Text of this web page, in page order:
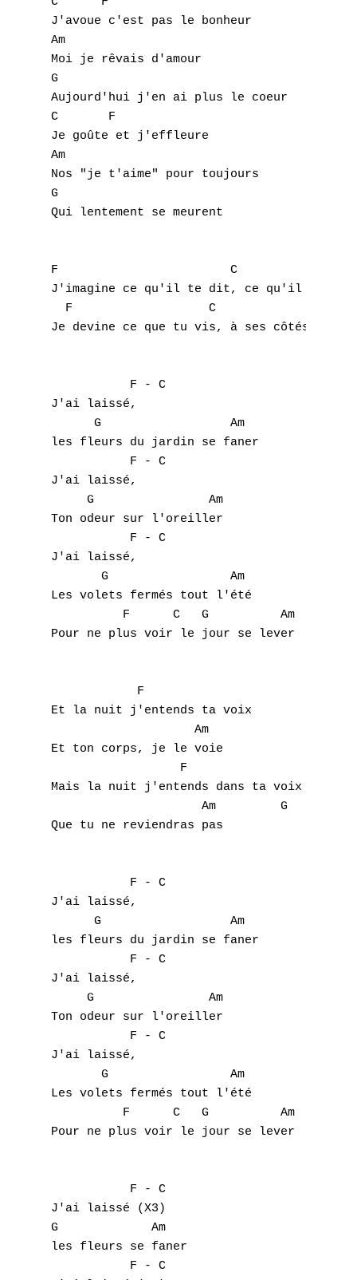
J'avoue c'est pas le bonheur
Am
Moi je rêvais d'amour
G
Aujourd'hui j'en ai plus le coeur
C       F
Je goûte et j'effleure
Am
Nos "je t'aime" pour toujours
G
Qui lentement se meurent
F                        C
J'imagine ce qu'il te dit, ce qu'il te
F                   C             G
Je devine ce que tu vis, à ses côtés, en
           F - C
J'ai laissé,
      G                  Am
les fleurs du jardin se faner
           F - C
J'ai laissé,
     G                Am
Ton odeur sur l'oreiller
           F - C
J'ai laissé,
       G                 Am
Les volets fermés tout l'été
          F      C   G          Am
Pour ne plus voir le jour se lever
            F
Et la nuit j'entends ta voix
                    Am
Et ton corps, je le voie
                  F
Mais la nuit j'entends dans ta voix
                     Am         G
Que tu ne reviendras pas
           F - C
J'ai laissé,
      G                  Am
les fleurs du jardin se faner
           F - C
J'ai laissé,
     G                Am
Ton odeur sur l'oreiller
           F - C
J'ai laissé,
       G                 Am
Les volets fermés tout l'été
          F      C   G          Am
Pour ne plus voir le jour se lever
           F - C
J'ai laissé (X3)
G             Am
les fleurs se faner
           F - C